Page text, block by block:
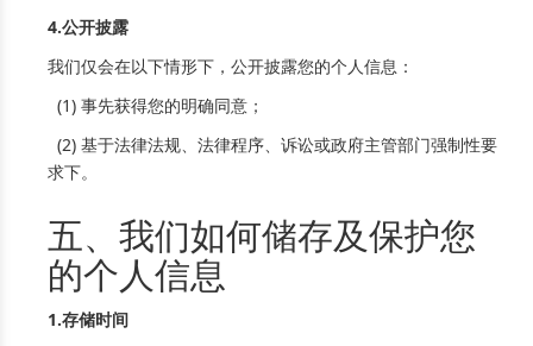
4.公开披露
我们仅会在以下情形下，公开披露您的个人信息：
(1) 事先获得您的明确同意；
(2) 基于法律法规、法律程序、诉讼或政府主管部门强制性要
求下。
五、我们如何储存及保护您
的个人信息
1.存储时间